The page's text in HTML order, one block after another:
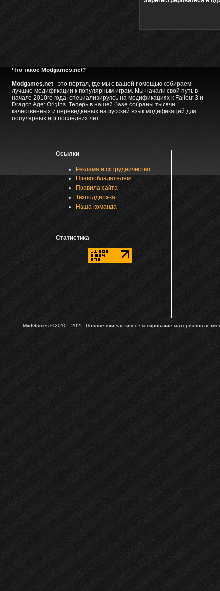
Что такое Modgames.net?
Modgames.net- это портал, где мы с вашей помощью собираем
лучшие модификации к популярным играм. Мы начали свой путь в
начале 2010го года, специализируясь на модификациях к Fallout 3 и
Dragon Age: Origins. Теперь в нашей базе собраны тысячи
качественных и переведенных на русский язык модификаций для
популярных игр последних лет.
Ссылки
Реклама и сотрудничество
Правообладателям
Правила сайта
Техподдержка
Наша команда
Статистика
ModGames © 2010 - 2022. Полное или частичное копирование материалов